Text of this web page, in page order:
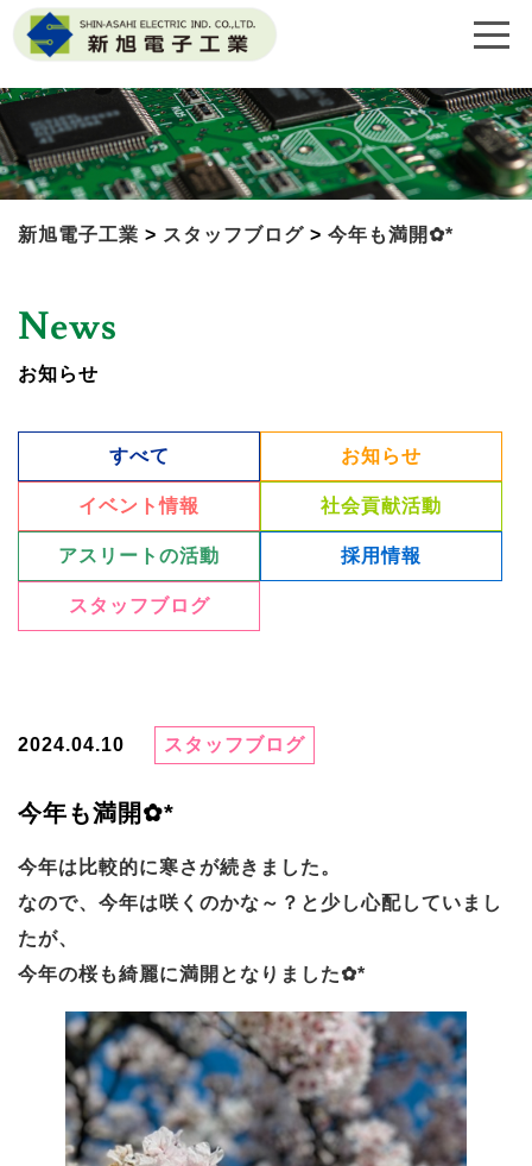
新旭電子工業 > スタッフブログ > 今年も満開✿*
News
お知らせ
すべて お知らせ
イベント情報 社会貢献活動
アスリートの活動 採用情報
スタッフブログ
2024.04.10 スタッフブログ
今年も満開✿*
今年は比較的に寒さが続きました。
なので、今年は咲くのかな～？と少し心配していまし
たが、
今年の桜も綺麗に満開となりました✿*